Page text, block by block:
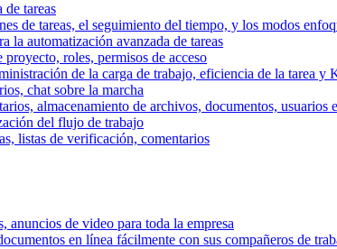
tareas
de tareas, el seguimiento del tiempo, y los modos
la automatización avanzada de tareas
roles, permisos de acceso
de la carga de trabajo, eficiencia de la tarea y
chat sobre la marcha
almacenamiento de archivos, documentos, usuarios
del flujo de trabajo
listas de verificación, comentarios
anuncios de video para toda la empresa
en línea fácilmente con sus compañeros de